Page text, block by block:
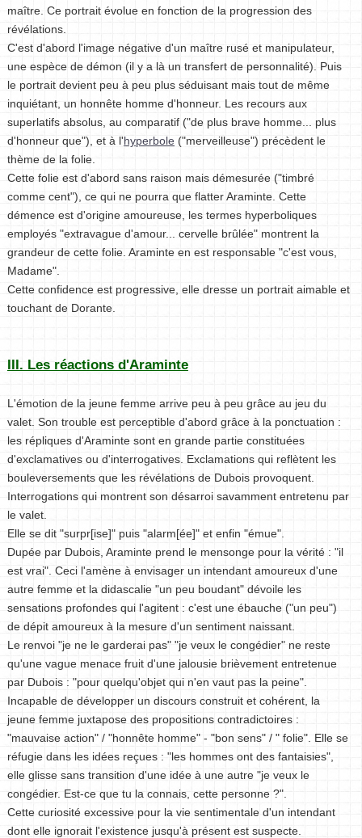
maître. Ce portrait évolue en fonction de la progression des
révélations.
C'est d'abord l'image négative d'un maître rusé et manipulateur,
une espèce de démon (il y a là un transfert de personnalité). Puis
le portrait devient peu à peu plus séduisant mais tout de même
inquiétant, un honnête homme d'honneur. Les recours aux
superlatifs absolus, au comparatif ("de plus brave homme... plus
d'honneur que"), et à l'hyperbole ("merveilleuse") précèdent le
thème de la folie.
Cette folie est d'abord sans raison mais démesurée ("timbré
comme cent"), ce qui ne pourra que flatter Araminte. Cette
démence est d'origine amoureuse, les termes hyperboliques
employés "extravague d'amour... cervelle brûlée" montrent la
grandeur de cette folie. Araminte en est responsable "c'est vous,
Madame".
Cette confidence est progressive, elle dresse un portrait aimable et
touchant de Dorante.
III. Les réactions d'Araminte
L'émotion de la jeune femme arrive peu à peu grâce au jeu du
valet. Son trouble est perceptible d'abord grâce à la ponctuation :
les répliques d'Araminte sont en grande partie constituées
d'exclamatives ou d'interrogatives. Exclamations qui reflètent les
bouleversements que les révélations de Dubois provoquent.
Interrogations qui montrent son désarroi savamment entretenu par
le valet.
Elle se dit "surpr[ise]" puis "alarm[ée]" et enfin "émue".
Dupée par Dubois, Araminte prend le mensonge pour la vérité : "il
est vrai". Ceci l'amène à envisager un intendant amoureux d'une
autre femme et la didascalie "un peu boudant" dévoile les
sensations profondes qui l'agitent : c'est une ébauche ("un peu")
de dépit amoureux à la mesure d'un sentiment naissant.
Le renvoi "je ne le garderai pas" "je veux le congédier" ne reste
qu'une vague menace fruit d'une jalousie brièvement entretenue
par Dubois : "pour quelqu'objet qui n'en vaut pas la peine".
Incapable de développer un discours construit et cohérent, la
jeune femme juxtapose des propositions contradictoires :
"mauvaise action" / "honnête homme" - "bon sens" / " folie". Elle se
réfugie dans les idées reçues : "les hommes ont des fantaisies",
elle glisse sans transition d'une idée à une autre "je veux le
congédier. Est-ce que tu la connais, cette personne ?".
Cette curiosité excessive pour la vie sentimentale d'un intendant
dont elle ignorait l'existence jusqu'à présent est suspecte.